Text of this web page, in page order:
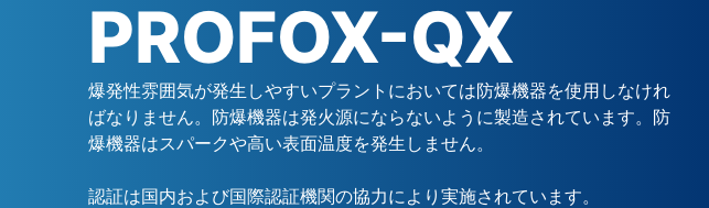
PROFOX-QX
爆発性雰囲気が発生しやすいプラントにおいては防爆機器を使用しなけれ
ばなりません。防爆機器は発火源にならないように製造されています。防
爆機器はスパークや高い表面温度を発生しません。
認証は国内および国際認証機関の協力により実施されています。